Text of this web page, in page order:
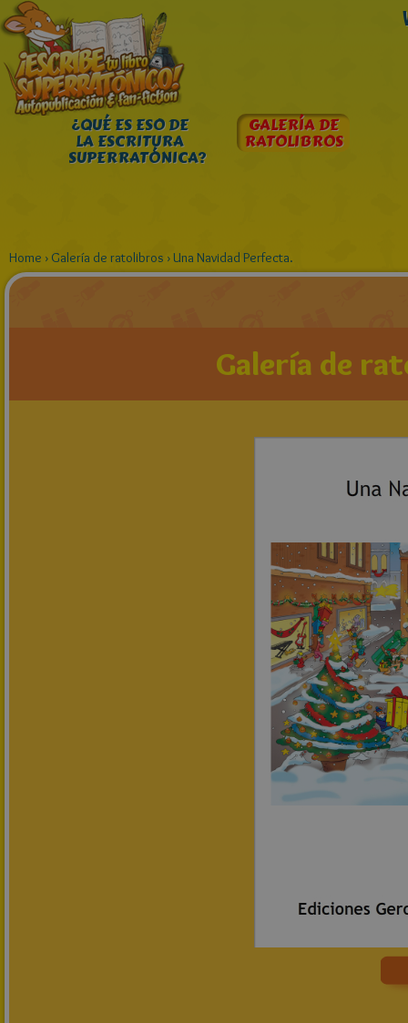
¿QUÉ ES ESO DE
LA ESCRITURA
SUPERRATÓNICA?
GALERÍA DE
RATOLIBROS
Home › Galería de ratolibros ›Una Navidad Perfecta.
Galería de